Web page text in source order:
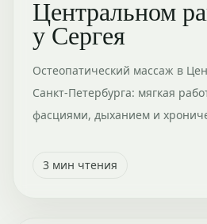
Центральном
у Сергея
Остеопатический массаж в
Санкт-Петербурга: мягкая
фасциями, дыханием и
3 мин чтения